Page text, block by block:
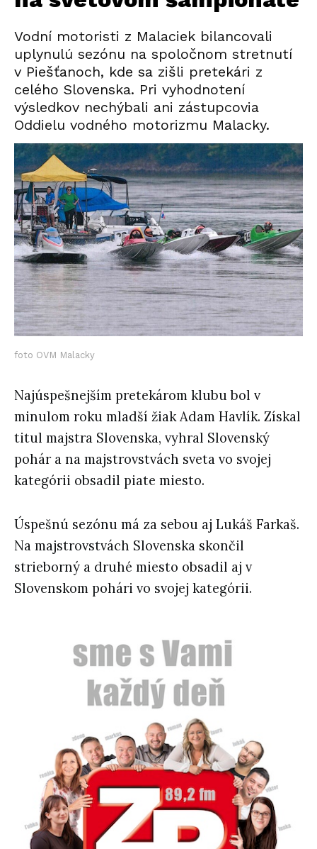
Vodní motoristi z Malaciek bilancovali
uplynulú sezónu na spoločnom stretnutí
v Piešťanoch, kde sa zišli pretekári z
celého Slovenska. Pri vyhodnotení
výsledkov nechýbali ani zástupcovia
Oddielu vodného motorizmu Malacky.
foto OVM Malacky
Najúspešnejším pretekárom klubu bol v
minulom roku mladší žiak Adam Havlík. Získal
titul majstra Slovenska, vyhral Slovenský
pohár a na majstrovstvách sveta vo svojej
kategórii obsadil piate miesto.
Úspešnú sezónu má za sebou aj Lukáš Farkaš.
Na majstrovstvách Slovenska skončil
strieborný a druhé miesto obsadil aj v
Slovenskom pohári vo svojej kategórii.